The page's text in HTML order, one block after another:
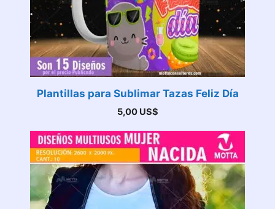
Plantillas para Sublimar Tazas Feliz Día
5,00 US$